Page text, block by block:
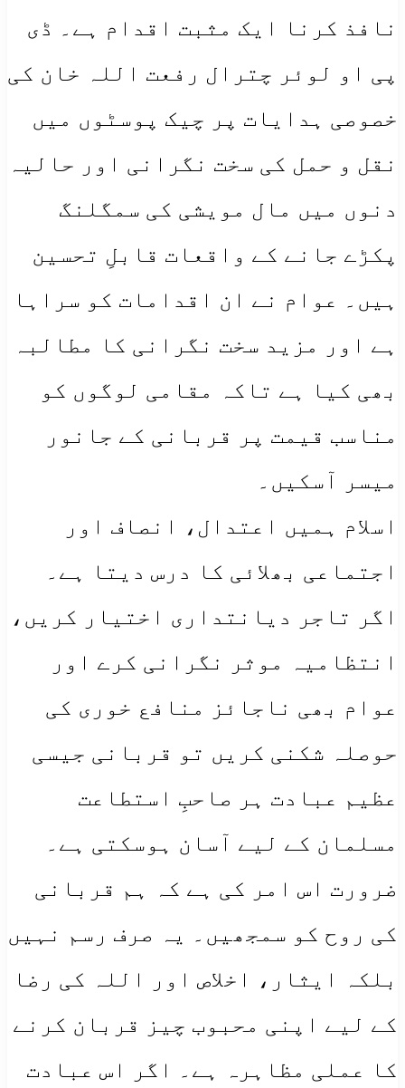
نافذ کرنا ایک مثبت اقدام ہے۔ ڈی
پی او لوئر چترال رفعت اللہ خان کی
خصوصی ہدایات پر چیک پوسٹوں میں
نقل و حمل کی سخت نگرانی اور حالیہ
دنوں میں مال مویشی کی سمگلنگ
پکڑے جانے کے واقعات قابلِ تحسین
ہیں۔ عوام نے ان اقدامات کو سراہا
ہے اور مزید سخت نگرانی کا مطالبہ
بھی کیا ہے تاکہ مقامی لوگوں کو
مناسب قیمت پر قربانی کے جانور
میسر آسکیں۔
اسلام ہمیں اعتدال، انصاف اور
اجتماعی بھلائی کا درس دیتا ہے۔
اگر تاجر دیانتداری اختیار کریں،
انتظامیہ موثر نگرانی کرے اور
عوام بھی ناجائز منافع خوری کی
حوصلہ شکنی کریں تو قربانی جیسی
عظیم عبادت ہر صاحبِ استطاعت
مسلمان کے لیے آسان ہوسکتی ہے۔
ضرورت اس امر کی ہے کہ ہم قربانی
کی روح کو سمجھیں۔ یہ صرف رسم نہیں
بلکہ ایثار، اخلاص اور اللہ کی رضا
کے لیے اپنی محبوب چیز قربان کرنے
کا عملی مظاہرہ ہے۔ اگر اس عبادت